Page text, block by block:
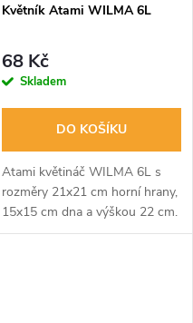
Květník Atami WILMA 6L
68 Kč
Skladem
DO KOŠÍKU
Atami květináč WILMA 6L s
rozměry 21x21 cm horní hrany,
15x15 cm dna a výškou 22 cm.
Systém Wilma zajišťuje přísun